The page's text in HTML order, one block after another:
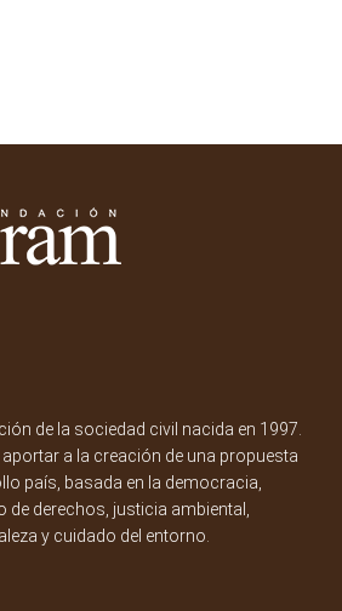
de la sociedad civil nacida en 1997.
a la creación de una propuesta
país, basada en la democracia,
derechos, justicia ambiental,
y cuidado del entorno.